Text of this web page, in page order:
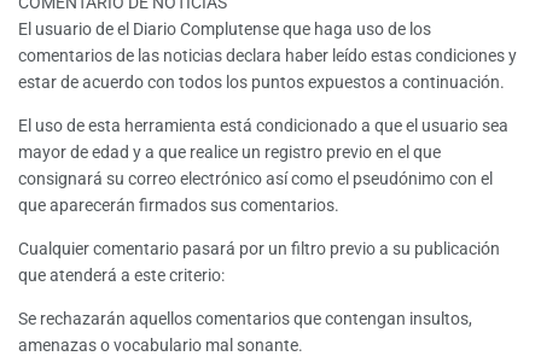
El usuario de el Diario Complutense que haga uso de los
comentarios de las noticias declara haber leído estas condiciones y
estar de acuerdo con todos los puntos expuestos a continuación.
El uso de esta herramienta está condicionado a que el usuario sea
mayor de edad y a que realice un registro previo en el que
consignará su correo electrónico así como el pseudónimo con el
que aparecerán firmados sus comentarios.
Cualquier comentario pasará por un filtro previo a su publicación
que atenderá a este criterio:
Se rechazarán aquellos comentarios que contengan insultos,
amenazas o vocabulario mal sonante.